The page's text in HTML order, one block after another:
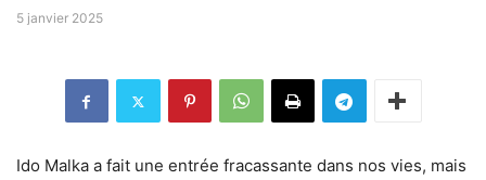
5 janvier 2025
Ido Malka a fait une entrée fracassante dans nos vies, mais